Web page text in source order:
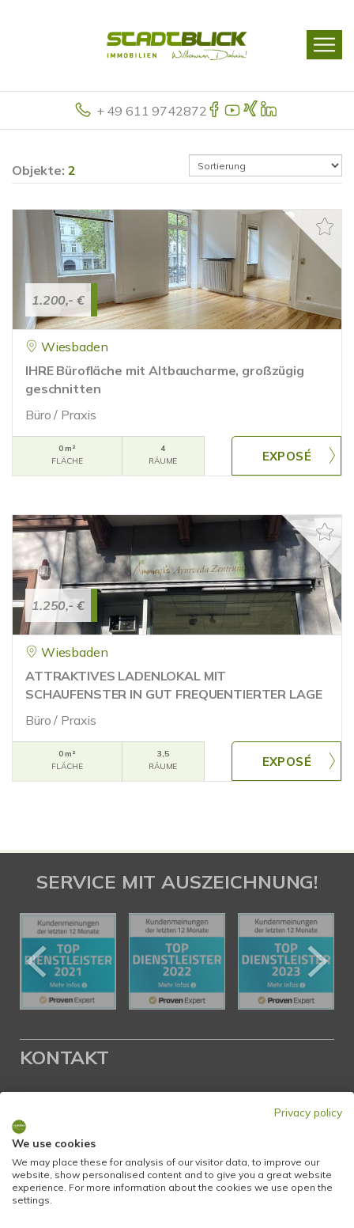
+ 49 611 9742872
Objekte: 2
1.200,- €
Wiesbaden
IHRE Bürofläche mit Altbaucharme, großzügig
geschnitten
Büro / Praxis
0 m²
FLÄCHE
4
RÄUME
1.250,- €
Wiesbaden
ATTRAKTIVES LADENLOKAL MIT
SCHAUFENSTER IN GUT FREQUENTIERTER LAGE
Büro / Praxis
0 m²
FLÄCHE
3,5
RÄUME
SERVICE MIT AUSZEICHNUNG!
KONTAKT
Glockengasse 2
65199 Wiesbaden
Tel.:+49 611 9742 872
Fax: +49 611 9742 896
Privacy policy
We use cookies
We may place these for analysis of our visitor data, to improve our
website, show personalised content and to give you a great website
experience. For more information about the cookies we use open the
settings.